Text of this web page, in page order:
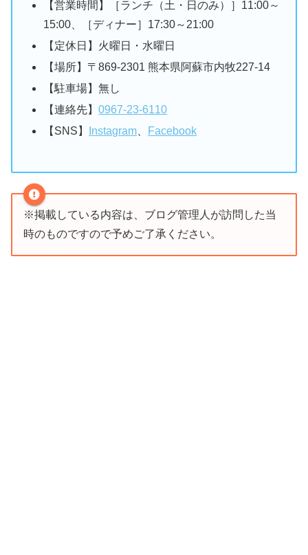
【営業時間】［ランチ（土・日のみ）］11:00～
15:00、［ディナー］17:30～21:00
【定休日】火曜日・水曜日
【場所】〒869-2301 熊本県阿蘇市内牧227-14
【駐車場】無し
【連絡先】0967-23-6110
【SNS】
Instagram、 Facebook
※掲載している内容は、ブログ管理人が訪問した当
時のものですので予めご了承ください。